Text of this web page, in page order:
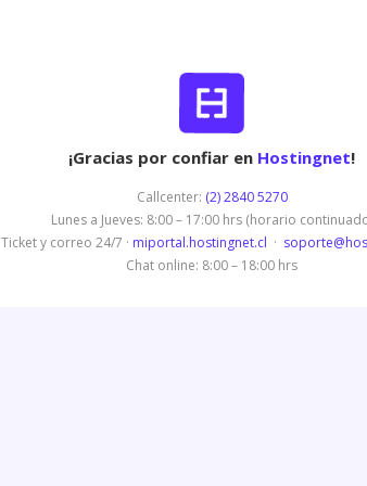
¡Gracias por confiar en Hostingnet!
Callcenter: (2) 2840 5270
Lunes a Jueves: 8:00 – 17:00 hrs (horario
Ticket y correo 24/7 · miportal.hostingnet.cl ·
Chat online: 8:00 – 18:00 hrs